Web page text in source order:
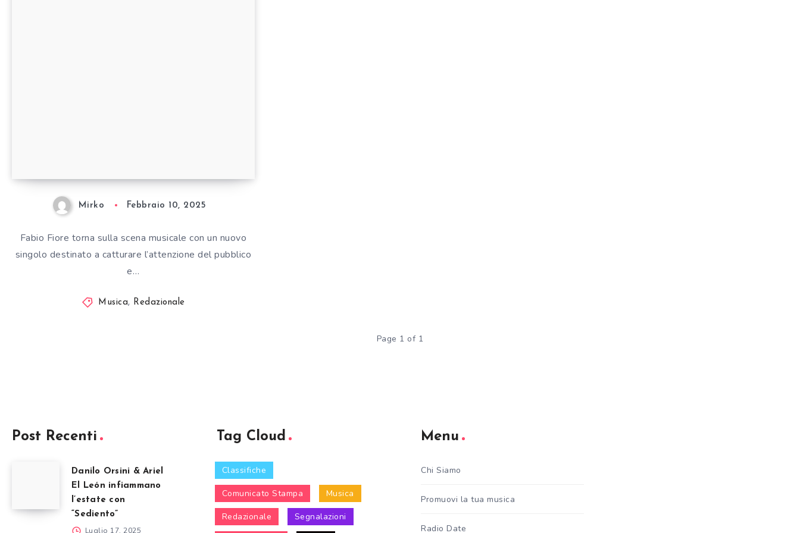
Mirko Febbraio 10, 2025
Fabio Fiore torna sulla scena musicale con un nuovo
singolo destinato a catturare l’attenzione del pubblico
e…
Musica, Redazionale
Page 1 of 1
Post Recenti
Danilo Orsini & Ariel
El León infiammano
l’estate con
“Sediento”
Luglio 17, 2025
Tag Cloud
Classifiche
Comunicato Stampa Musica
Redazionale Segnalazioni
Menu
Chi Siamo
Promuovi la tua musica
Radio Date